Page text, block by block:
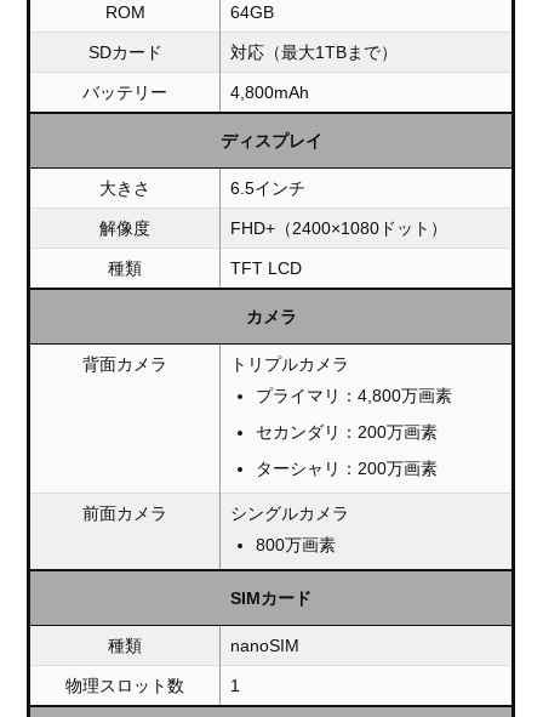
ROM 64GB
SDカード 対応（最大1TBまで）
バッテリー 4,800mAh
ディスプレイ
大きさ 6.5インチ
解像度 FHD+（2400×1080ドット）
種類 TFT LCD
カメラ
背面カメラ
トリプルカメラ
プライマリ：4,800万画素
セカンダリ：200万画素
ターシャリ：200万画素
前面カメラ
シングルカメラ
800万画素
SIMカード
種類 nanoSIM
物理スロット数 1